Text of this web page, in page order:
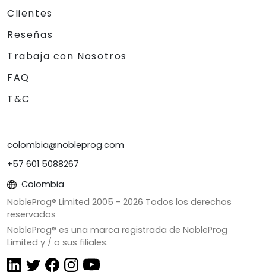
Clientes
Reseñas
Trabaja con Nosotros
FAQ
T&C
colombia@nobleprog.com
+57 601 5088267
Colombia
NobleProg® Limited 2005 - 2026 Todos los derechos
reservados
NobleProg® es una marca registrada de NobleProg
Limited y / o sus filiales.